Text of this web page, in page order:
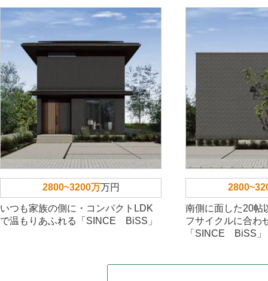
2800~3200万万円
いつも家族の側に・コンパクトLDK
で温もりあふれる「SINCE BiSS」
南側に面した20帖
フサイクルに合わ
「SINCE BiSS」